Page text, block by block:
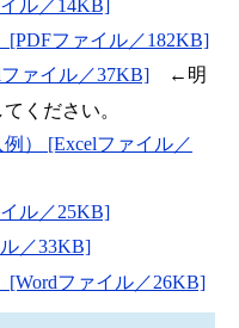
ル／14KB]
[PDFファイル／182KB]
ァイル／37KB]
←明
ください。
） [Excelファイル／
ル／25KB]
／33KB]
[Wordファイル／26KB]